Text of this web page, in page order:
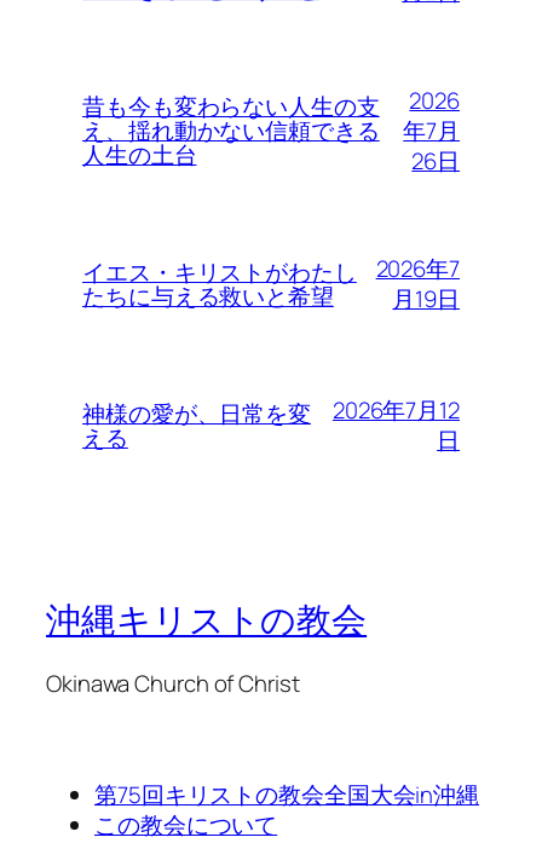
昔も今も変わらない人生の支
え、揺れ動かない信頼できる
人生の土台
2026
年7月
26日
イエス・キリストがわたし
たちに与える救いと希望
2026年7
月19日
神様の愛が、日常を変
える
2026年7月12
日
沖縄キリストの教会
Okinawa Church of Christ
第75回キリストの教会全国大会in沖縄
この教会について